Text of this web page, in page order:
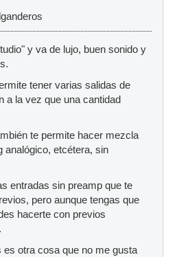
y va de lujo, buen sonido y
tener varias salidas de
a la vez que una cantidad
te permite hacer mezcla
analógico, etcétera, sin
entradas sin preamp que te
pero aunque tengas que
hacerte con previos
es otra cosa que no me gusta